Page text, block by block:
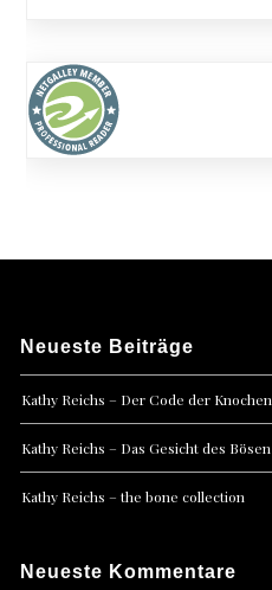
Neueste Beiträge
Kathy Reichs – Der Code der Knochen
Kathy Reichs – Das Gesicht des Bösen
Kathy Reichs – the bone collection
Neueste Kommentare